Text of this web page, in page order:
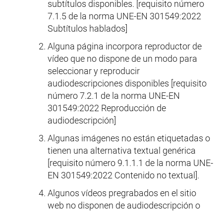
subtítulos disponibles. [requisito número
7.1.5 de la norma UNE-EN 301549:2022
Subtítulos hablados]
Alguna página incorpora reproductor de
vídeo que no dispone de un modo para
seleccionar y reproducir
audiodescripciones disponibles [requisito
número 7.2.1 de la norma UNE-EN
301549:2022 Reproducción de
audiodescripción]
Algunas imágenes no están etiquetadas o
tienen una alternativa textual genérica
[requisito número 9.1.1.1 de la norma UNE-
EN 301549:2022 Contenido no textual].
Algunos vídeos pregrabados en el sitio
web no disponen de audiodescripción o